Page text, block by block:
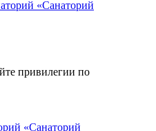
привилегии по